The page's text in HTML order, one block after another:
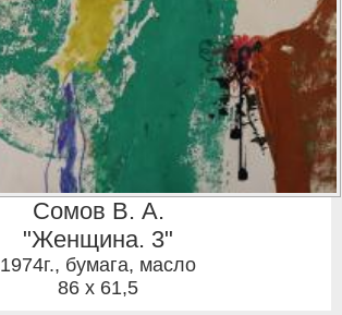
Сомов В. А.
"Женщина. 3"
1974г., бумага, масло
86 x 61,5